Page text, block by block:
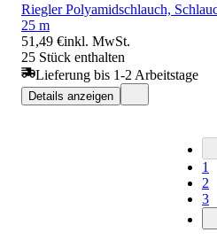
Riegler Polyamidschlauch,
25 m
51,49 €inkl. MwSt.
25 Stück enthalten
Lieferung bis 1-2 Arbeitstage
Details anzeigen
1
2
3